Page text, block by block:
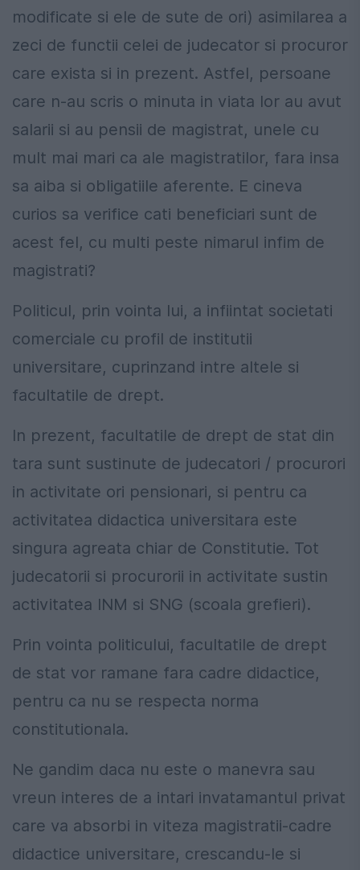
modificate si ele de sute de ori) asimilarea a
zeci de functii celei de judecator si procuror
care exista si in prezent. Astfel, persoane
care n-au scris o minuta in viata lor au avut
salarii si au pensii de magistrat, unele cu
mult mai mari ca ale magistratilor, fara insa
sa aiba si obligatiile aferente. E cineva
curios sa verifice cati beneficiari sunt de
acest fel, cu multi peste nimarul infim de
magistrati?
Politicul, prin vointa lui, a infiintat societati
comerciale cu profil de institutii
universitare, cuprinzand intre altele si
facultatile de drept.
In prezent, facultatile de drept de stat din
tara sunt sustinute de judecatori / procurori
in activitate ori pensionari, si pentru ca
activitatea didactica universitara este
singura agreata chiar de Constitutie. Tot
judecatorii si procurorii in activitate sustin
activitatea INM si SNG (scoala grefieri).
Prin vointa politicului, facultatile de drept
de stat vor ramane fara cadre didactice,
pentru ca nu se respecta norma
constitutionala.
Ne gandim daca nu este o manevra sau
vreun interes de a intari invatamantul privat
care va absorbi in viteza magistratii-cadre
didactice universitare, crescandu-le si